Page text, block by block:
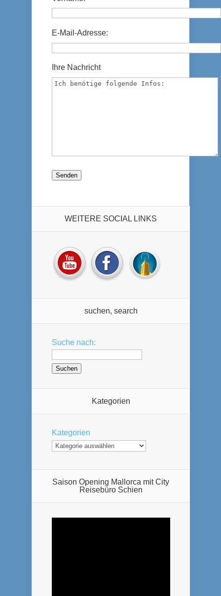
E-Mail-Adresse:
Ihre Nachricht
WEITERE SOCIAL LINKS
suchen, search
Suche nach:
Kategorien
Kategorien
Saison Opening Mallorca mit City
Reisebüro Schien